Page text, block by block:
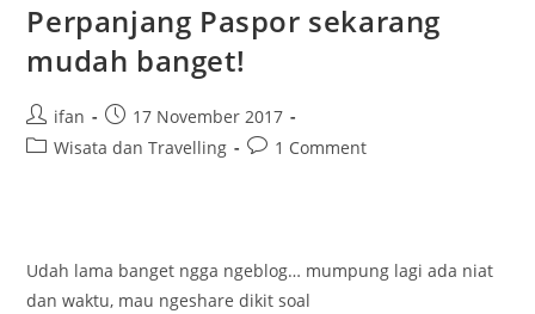
Perpanjang Paspor sekarang
mudah banget!
Post
author:
ifan
Post
published:
17 November 2017
PostWisata dan Travelling
Post1 Comment
Udah lama banget ngga ngeblog… mumpung lagi ada niat
dan waktu, mau ngeshare dikit soal